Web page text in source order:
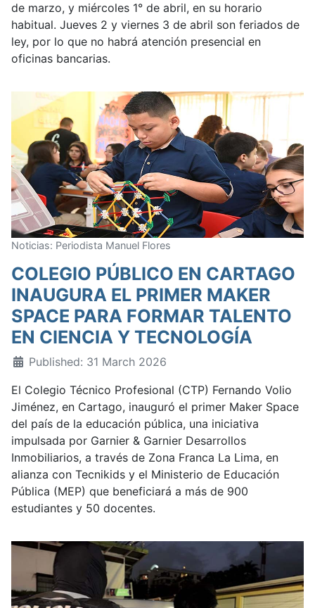
de marzo, y miércoles 1° de abril, en su horario
habitual. Jueves 2 y viernes 3 de abril son feriados de
ley, por lo que no habrá atención presencial en
oficinas bancarias.
Noticias: Periodista Manuel Flores
COLEGIO PÚBLICO EN CARTAGO
INAUGURA EL PRIMER MAKER
SPACE PARA FORMAR TALENTO
EN CIENCIA Y TECNOLOGÍA
Published: 31 March 2026
El Colegio Técnico Profesional (CTP) Fernando Volio
Jiménez, en Cartago, inauguró el primer Maker Space
del país de la educación pública, una iniciativa
impulsada por Garnier & Garnier Desarrollos
Inmobiliarios, a través de Zona Franca La Lima, en
alianza con Tecnikids y el Ministerio de Educación
Pública (MEP) que beneficiará a más de 900
estudiantes y 50 docentes.